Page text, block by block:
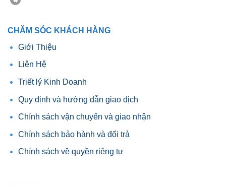
CHĂM SÓC KHÁCH HÀNG
Giới Thiệu
Liên Hệ
Triết lý Kinh Doanh
Quy định và hướng dẫn giao dịch
Chính sách vận chuyển và giao nhận
Chính sách bảo hành và đổi trả
Chính sách về quyền riêng tư